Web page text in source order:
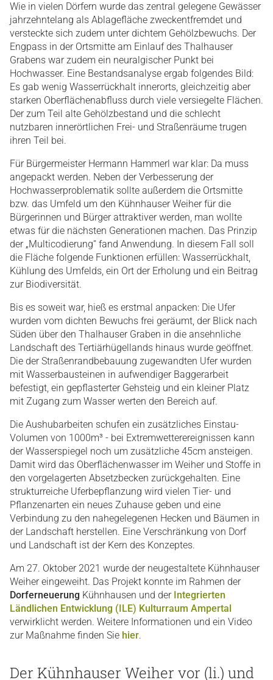
Wie in vielen Dörfern wurde das zentral gelegene Gewässer
jahrzehntelang als Ablagefläche zweckentfremdet und
versteckte sich zudem unter dichtem Gehölzbewuchs. Der
Engpass in der Ortsmitte am Einlauf des Thalhauser
Grabens war zudem ein neuralgischer Punkt bei
Hochwasser. Eine Bestandsanalyse ergab folgendes Bild:
Es gab wenig Wasserrückhalt innerorts, gleichzeitig aber
starken Oberflächenabfluss durch viele versiegelte Flächen.
Der zum Teil alte Gehölzbestand und die schlecht
nutzbaren innerörtlichen Frei- und Straßenräume trugen
ihren Teil bei.
Für Bürgermeister Hermann Hammerl war klar: Da muss
angepackt werden. Neben der Verbesserung der
Hochwasserproblematik sollte außerdem die Ortsmitte
bzw. das Umfeld um den Kühnhauser Weiher für die
Bürgerinnen und Bürger attraktiver werden, man wollte
etwas für die nächsten Generationen machen. Das Prinzip
der „Multicodierung“ fand Anwendung. In diesem Fall soll
die Fläche folgende Funktionen erfüllen: Wasserrückhalt,
Kühlung des Umfelds, ein Ort der Erholung und ein Beitrag
zur Biodiversität.
Bis es soweit war, hieß es erstmal anpacken: Die Ufer
wurden vom dichten Bewuchs frei geräumt, der Blick nach
Süden über den Thalhauser Graben in die ansehnliche
Landschaft des Tertiärhügellands hinaus wurde geöffnet.
Die der Straßenrandbebauung zugewandten Ufer wurden
mit Wasserbausteinen in aufwendiger Baggerarbeit
befestigt, ein gepflasterter Gehsteig und ein kleiner Platz
mit Zugang zum Wasser werten den Bereich auf.
Die Aushubarbeiten schufen ein zusätzliches Einstau-
Volumen von 1000m³ - bei Extremwetterereignissen kann
der Wasserspiegel noch um zusätzliche 45cm ansteigen.
Damit wird das Oberflächenwasser im Weiher und Stoffe in
den vorgelagerten Absetzbecken zurückgehalten. Eine
strukturreiche Uferbepflanzung wird vielen Tier- und
Pflanzenarten ein neues Zuhause geben und eine
Verbindung zu den nahegelegenen Hecken und Bäumen in
der Landschaft herstellen. Eine Verschränkung von Dorf
und Landschaft ist der Kern des Konzeptes.
Am 27. Oktober 2021 wurde der neugestaltete Kühnhauser
Weiher eingeweiht. Das Projekt konnte im Rahmen der
Dorferneuerung Kühnhausen und der Integrierten
Ländlichen Entwicklung (ILE) Kulturraum Ampertal
verwirklicht werden. Weitere Informationen und ein Video
zur Maßnahme finden Sie hier.
Der Kühnhauser Weiher vor (li.) und